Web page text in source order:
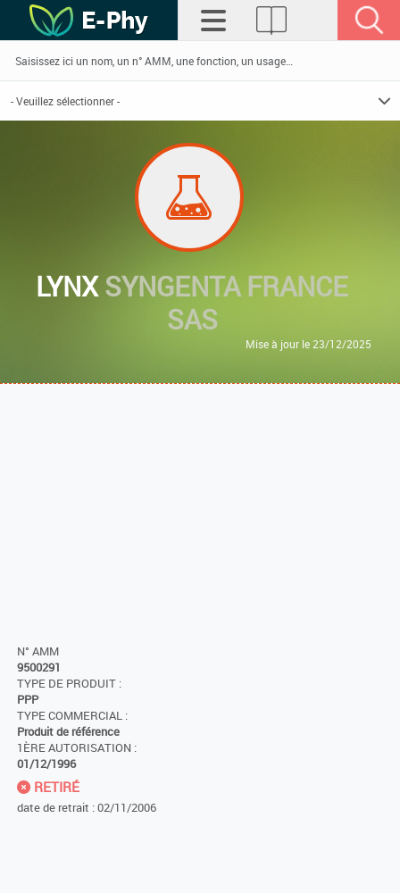
LYNXSYNGENTA FRANCE
SAS
Mise à jour le 23/12/2025
N° AMM
9500291
TYPE DE PRODUIT :
PPP
TYPE COMMERCIAL :
Produit de référence
1ÈRE AUTORISATION :
01/12/1996
RETIRÉ
date de retrait : 02/11/2006